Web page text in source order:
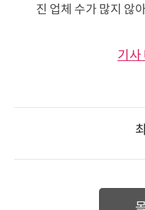
진 업체 수가 많지 않
기사